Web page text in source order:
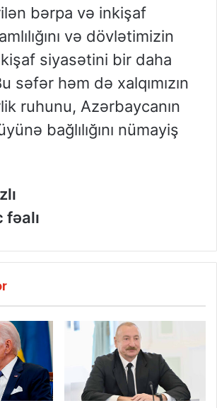
bərpa və inkişaf
və dövlətimizin
siyasətini bir daha
səfər həm də xalqımızın
ruhunu, Azərbaycanın
bağlılığını nümayiş
fəalı